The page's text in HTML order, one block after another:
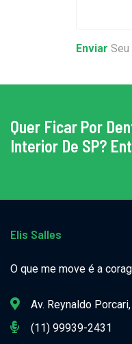
Enviar
Quer Ficar Por
Interior De SP?
Elis Salles
O que me move é a
Av. Reynaldo
(11) 99939-2431